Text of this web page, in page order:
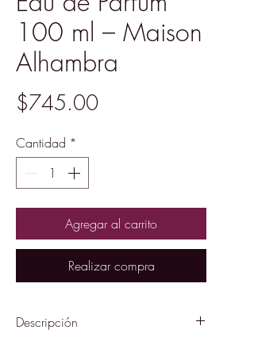
100 ml – Maison
Alhambra
$745.00Precio
Cantidad *
Agregar al carrito
Realizar compra
Descripción